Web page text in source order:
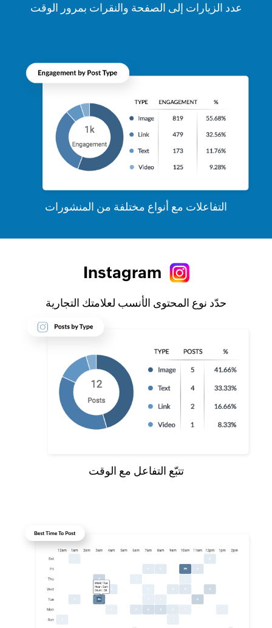
عدد الزيارات إلى الصفحة والنقرات بمرور الوقت
التفاعلات مع أنواع مختلفة من المنشورات
Instagram
حدّد نوع المحتوى الأنسب لعلامتك التجارية
تتبّع التفاعل مع الوقت